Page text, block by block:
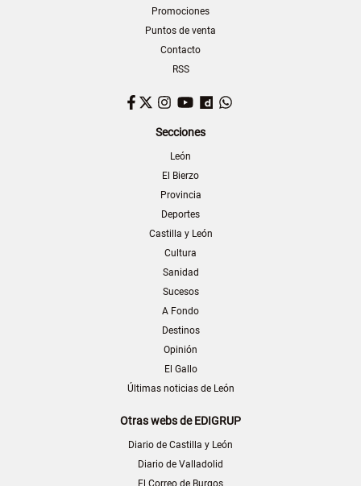
Promociones
Puntos de venta
Contacto
RSS
Facebook
TwitterInstagram
YouTubeDailymotion
Secciones
León
El Bierzo
Provincia
Deportes
Castilla y León
Cultura
Sanidad
Sucesos
A Fondo
Destinos
Opinión
El Gallo
Últimas noticias de León
Otras webs de EDIGRUP
Diario de Castilla y León
Diario de Valladolid
El Correo de Burgos